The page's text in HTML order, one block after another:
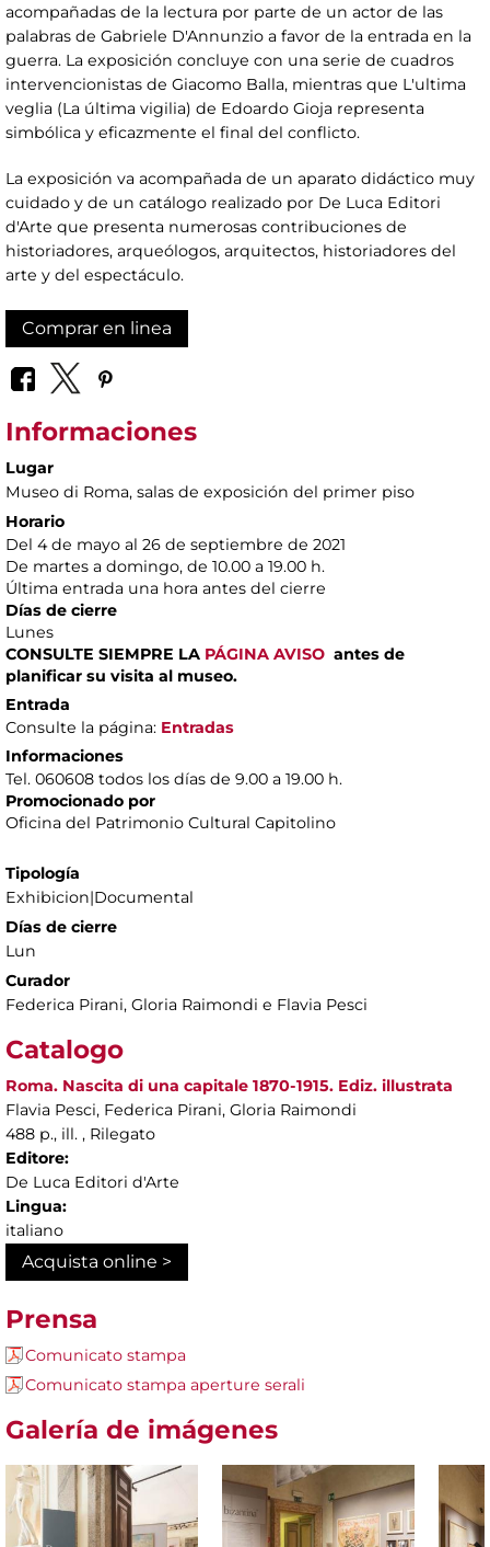
acompañadas de la lectura por parte de un actor de las
palabras de Gabriele D'Annunzio a favor de la entrada en la
guerra. La exposición concluye con una serie de cuadros
intervencionistas de Giacomo Balla, mientras que L'ultima
veglia (La última vigilia) de Edoardo Gioja representa
simbólica y eficazmente el final del conflicto.
La exposición va acompañada de un aparato didáctico muy
cuidado y de un catálogo realizado por De Luca Editori
d'Arte que presenta numerosas contribuciones de
historiadores, arqueólogos, arquitectos, historiadores del
arte y del espectáculo.
Comprar en linea
Informaciones
Lugar
Museo di Roma, salas de exposición del primer piso
Horario
Del 4 de mayo al 26 de septiembre de 2021
De martes a domingo, de 10.00 a 19.00 h.
Última entrada una hora antes del cierre
Días de cierre
Lunes
CONSULTE SIEMPRE LA PÁGINA AVISO antes de
planificar su visita al museo.
Entrada
Consulte la página: Entradas
Informaciones
Tel. 060608 todos los días de 9.00 a 19.00 h.
Promocionado por
Oficina del Patrimonio Cultural Capitolino
Tipología
Exhibicion|Documental
Días de cierre
Lun
Curador
Federica Pirani, Gloria Raimondi e Flavia Pesci
Catalogo
Roma. Nascita di una capitale 1870-1915. Ediz. illustrata
Flavia Pesci, Federica Pirani, Gloria Raimondi
488 p., ill. , Rilegato
Editore:
De Luca Editori d'Arte
Lingua:
italiano
Acquista online >
Prensa
Comunicato stampa
Comunicato stampa aperture serali
Galería de imágenes